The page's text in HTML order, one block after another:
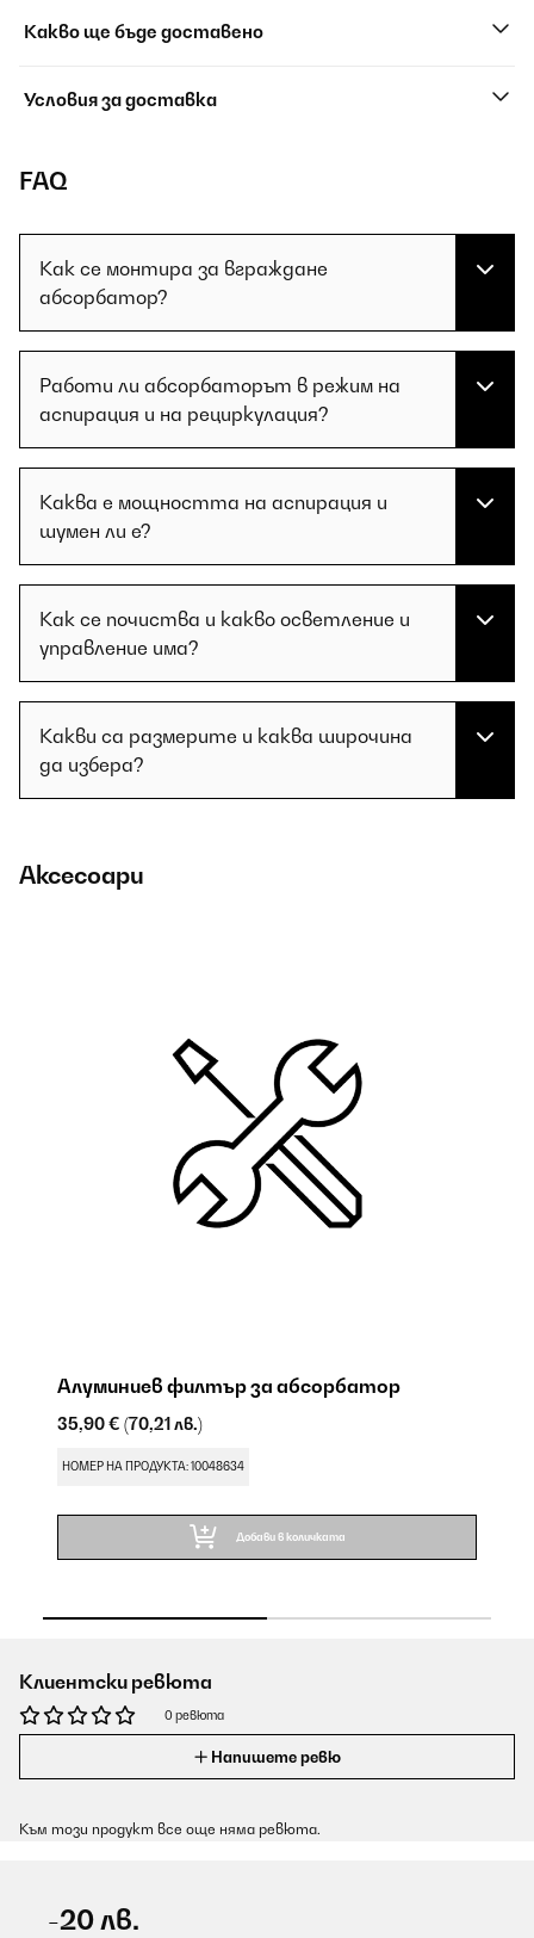
Какво ще бъде доставено
Условия за доставка
FAQ
Как се монтира за вграждане
абсорбатор?
Работи ли абсорбаторът в режим на
аспирация и на рециркулация?
Каква е мощността на аспирация и
шумен ли е?
Как се почиства и какво осветление и
управление има?
Какви са размерите и каква широчина
да избера?
Аксесоари
Алуминиев филтър за абсорбатор
35,90 € (70,21 лв.)
НОМЕР НА ПРОДУКТА: 10048634
Добави в количката
Клиентски ревюта
0 ревюта
Напишете ревю
Към този продукт все още няма ревюта.
-20 лв.